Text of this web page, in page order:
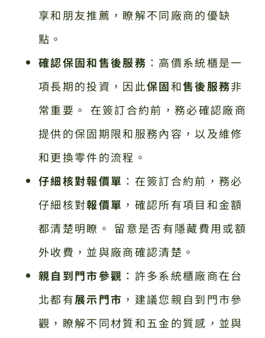
享和朋友推薦，瞭解不同廠商的優缺
點。
確認保固和售後服務 ：高價系統櫃是一
項長期的投資，因此保固和售後服務非
常重要。 在簽訂合約前，務必確認廠商
提供的保固期限和服務內容，以及維修
和更換零件的流程。
仔細核對報價單 ：在簽訂合約前，務必
仔細核對報價單 ，確認所有項目和金額
都清楚明瞭。 留意是否有隱藏費用或額
外收費，並與廠商確認清楚。
親自到門市參觀 ：許多系統櫃廠商在台
北都有展示門市 ，建議您親自到門市參
觀，瞭解不同材質和五金的質感，並與